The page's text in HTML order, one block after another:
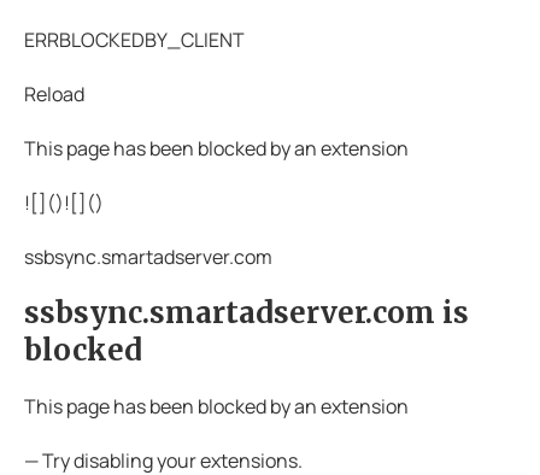
ERRBLOCKEDBY_CLIENT
Reload
This page has been blocked by an extension
![]()![]()
ssbsync.smartadserver.com
ssbsync.smartadserver.com is
blocked
This page has been blocked by an extension
— Try disabling your extensions.